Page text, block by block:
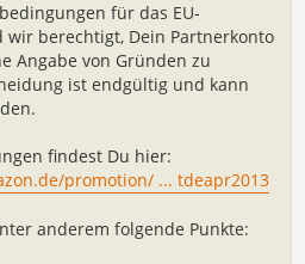
für das EU-
wir berechtigt, Dein Partnerkonto
Angabe von Gründen zu
ist endgültig und kann
findest Du hier:
promotion/ ... tdeapr2013
anderem folgende Punkte: